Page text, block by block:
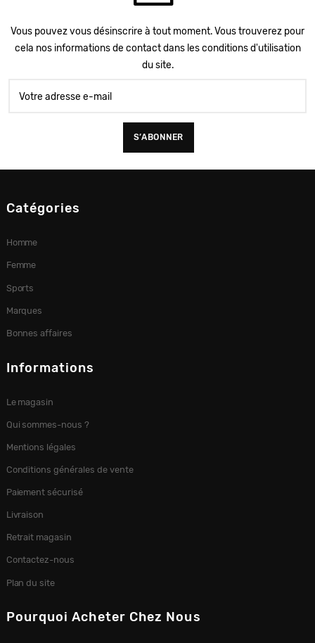
Vous pouvez vous désinscrire à tout moment. Vous trouverez pour
cela nos informations de contact dans les conditions d'utilisation
du site.
Catégories
Homme
Femme
Sports
Marques
Bonnes affaires
Informations
Le magasin
Qui sommes-nous ?
Mentions légales
Conditions générales de vente
Paiement sécurisé
Livraison
Retrait magasin
Contactez-nous
Plan du site
Pourquoi Acheter Chez Nous